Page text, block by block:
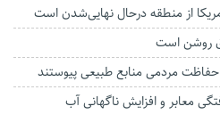
از منطقه درحال نهایی‌شدن است
روشن است
معابر و افزایش ناگهانی آب